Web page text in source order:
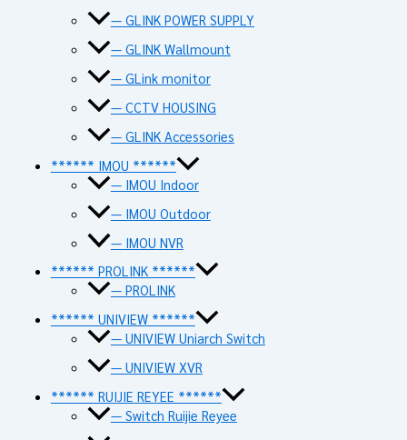
— GLINK POWER SUPPLY
— GLINK Wallmount
— GLink monitor
— CCTV HOUSING
— GLINK Accessories
****** IMOU ******
— IMOU Indoor
— IMOU Outdoor
— IMOU NVR
****** PROLINK ******
— PROLINK
****** UNIVIEW ******
— UNIVIEW Uniarch Switch
— UNIVIEW XVR
****** RUIJIE REYEE ******
— Switch Ruijie Reyee